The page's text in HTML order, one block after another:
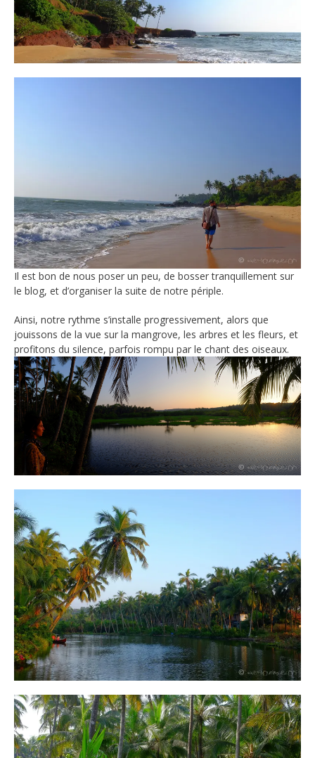
Il est bon de nous poser un peu, de bosser tranquillement sur
le blog, et d’organiser la suite de notre périple.
Ainsi, notre rythme s’installe progressivement, alors que
jouissons de la vue sur la mangrove, les arbres et les fleurs, et
profitons du silence, parfois rompu par le chant des oiseaux.